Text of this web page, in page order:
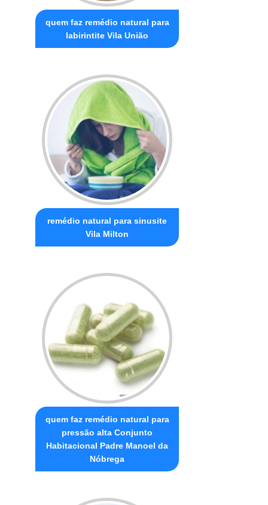
quem faz remédio natural para
labirintite Vila União
remédio natural para sinusite
Vila Milton
quem faz remédio natural para
pressão alta Conjunto
Habitacional Padre Manoel da
Nóbrega